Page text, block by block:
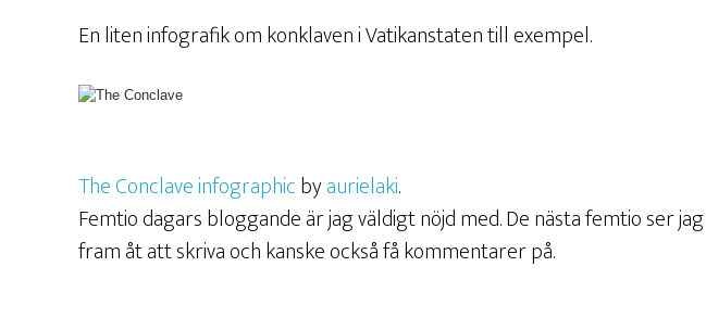
En liten infografik om konklaven i Vatikanstaten till exempel.
The Conclave infographicbyaurielaki.
Femtio dagars bloggande är jag väldigt nöjd med. De nästa femtio ser
fram åt att skriva och kanske också få kommentarer på.